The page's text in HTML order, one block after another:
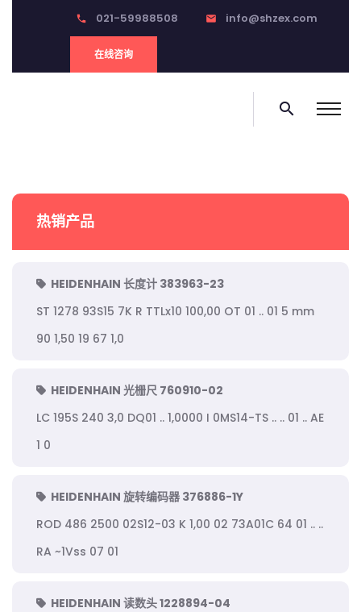
phone 021-59988508 email info@shzex.com
在线咨询
search
热销产品
HEIDENHAIN 长度计 383963-23
ST 1278 93S15 7K R TTLx10 100,00 OT 01 .. 01 5 mm
90 1,50 19 67 1,0
HEIDENHAIN 光栅尺 760910-02
LC 195S 240 3,0 DQ01 .. 1,0000 I 0MS14-TS .. .. 01 .. AE
1 0
HEIDENHAIN 旋转编码器 376886-1Y
ROD 486 2500 02S12-03 K 1,00 02 73A01C 64 01 .. ..
RA ~1Vss 07 01
HEIDENHAIN 读数头 1228894-04